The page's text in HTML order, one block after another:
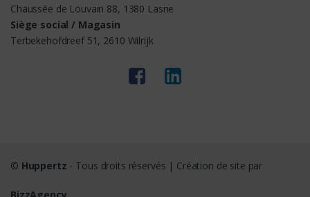
Chaussée de Louvain 88, 1380 Lasne
Siège social / Magasin
Terbekehofdreef 51, 2610 Wilrijk
© Huppertz - Tous droits réservés | Création de site par
BizzAgency